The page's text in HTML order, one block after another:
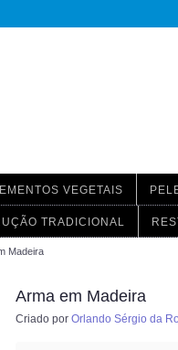
VEGETAIS
TRADICIONAL
Madeira
Arma em Madeira
Criado por Orlando Sérgio da